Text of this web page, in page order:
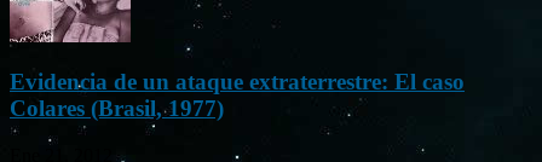
Evidencia de un ataque extraterrestre: El caso
Colares (Brasil, 1977)